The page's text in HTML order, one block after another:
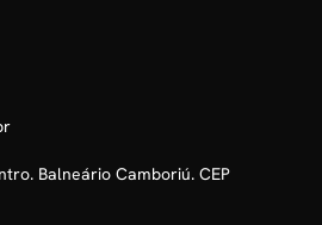
Balneário Camboriú. CEP